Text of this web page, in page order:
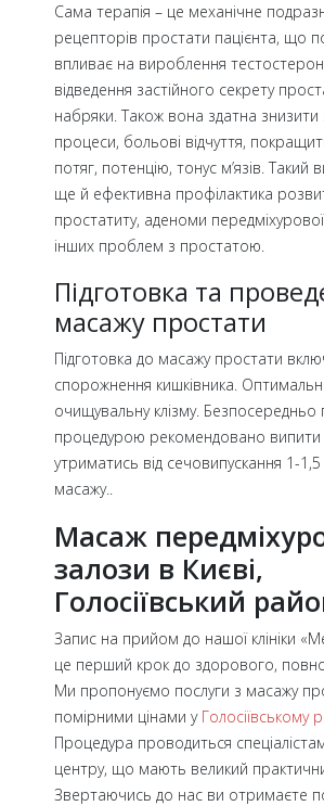
Сама терапія – це механічне
рецепторів простати пацієнта, що
впливає на вироблення
відведення застійного секрету
набряки. Також вона здатна знизити
процеси, больові відчуття,
потяг, потенцію, тонус м’язів. Такий
ще й ефективна профілактика
простатиту, аденоми
інших проблем з простатою.
Підготовка та
масажу простати
Підготовка до масажу простати
спорожнення кишківника.
очищувальну клізму.
процедурою рекомендовано випити
утриматись від сечовипускання 1-
масажу..
Масаж
залози в Києві,
Голосіївський
Запис на прийом до нашої клініки
це перший крок до здорового,
Ми пропонуємо послуги з масажу
помірними цінами у Голосіївському
Процедура проводиться
центру, що мають великий
Звертаючись до нас ви отримаєте